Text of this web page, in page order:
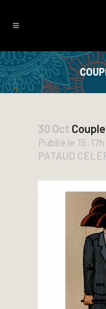
30 Oct
Publié le 15:17h
PATAUD